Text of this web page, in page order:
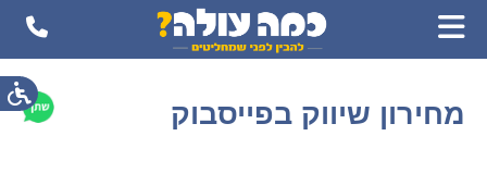
מחירון שיווק בפייסבוק